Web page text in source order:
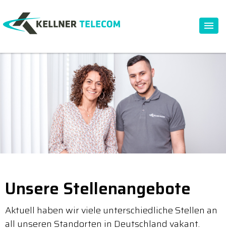
Unsere Stellenangebote
Aktuell haben wir viele unterschiedliche Stellen an
all unseren Standorten in Deutschland vakant.